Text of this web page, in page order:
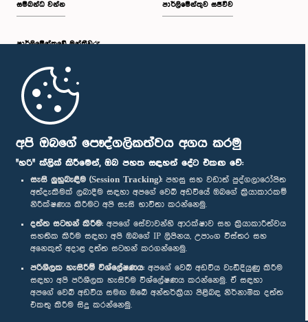
අපි ඔබගේ පෞද්ගලිකත්වය අගය කරමු
"හරි" ක්ලික් කිරීමෙන්, ඔබ පහත සඳහන් දේට එකඟ වේ:
සැසි ලුහුබැඳීම (Session Tracking): පහසු සහ වඩාත් පුද්ගලාරෝපිත
අත්දැකීමක් ලබාදීම සඳහා අපගේ වෙබ් අඩවියේ ඔබගේ ක්‍රියාකාරකම්
නිරීක්ෂණය කිරීමට අපි සැසි භාවිතා කරන්නෙමු.
දත්ත සටහන් කිරීම: අපගේ සේවාවන්හි ආරක්ෂාව සහ ක්‍රියාකාරීත්වය
සහතික කිරීම සඳහා අපි ඔබගේ IP ලිපිනය, උපාංග විස්තර සහ
අනෙකුත් අදාළ දත්ත සටහන් කරගන්නෙමු.
පරිශීලක හැසිරීම් විශ්ලේෂණය: අපගේ වෙබ් අඩවිය වැඩිදියුණු කිරීම
සඳහා අපි පරිශීලක හැසිරීම විශ්ලේෂණය කරන්නෙමු. ඒ සඳහා
අපගේ වෙබ් අඩවිය සමඟ ඔබේ අන්තර්ක්‍රියා පිළිබඳ නිර්නාමික දත්ත
එකතු කිරීම සිදු කරන්නෙමු.
සම්බන්ධ වන්න
පාර්ලි‌මේන්තුවේ මන්ත්‍රීවරු
මුල් පිටුව
පාර්ලිමේන්තුව සජීවීව
පාර්ලිමේන්තු ජංගම යෙදුම
අප හා සම්බන්ධ වී සිටින්න :
සම්මාන
පෞද්ගලිකත්ව ප්‍රතිපත්තිය